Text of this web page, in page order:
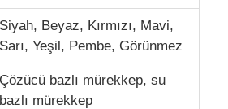
Siyah, Beyaz, Kırmızı, Mavi,
Sarı, Yeşil, Pembe, Görünmez
Çözücü bazlı mürekkep, su
bazlı mürekkep